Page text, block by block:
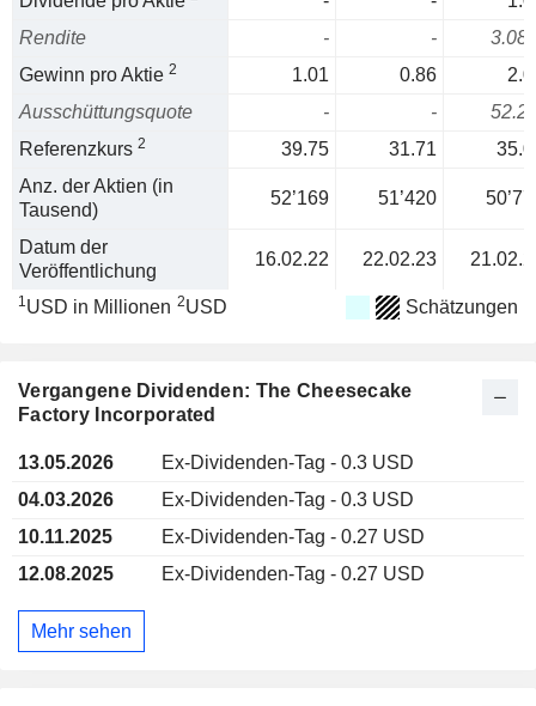
Rendite
- -
Gewinn pro Aktie 2 1.01 0.86
Ausschüttungsquote
- -
Referenzkurs 2 39.75 31.71
Anz. der Aktien (in
Tausend)
52’169 51’420
Datum der
Veröffentlichung
16.02.22 22.02.23
1USD in Millionen 2USD Schätzungen
Vergangene Dividenden: The Cheesecake
Factory Incorporated
13.05.2026
Ex-Dividenden-Tag - 0.3 USD
04.03.2026
Ex-Dividenden-Tag - 0.3 USD
10.11.2025
Ex-Dividenden-Tag - 0.27 USD
12.08.2025
Ex-Dividenden-Tag - 0.27 USD
Mehr sehen